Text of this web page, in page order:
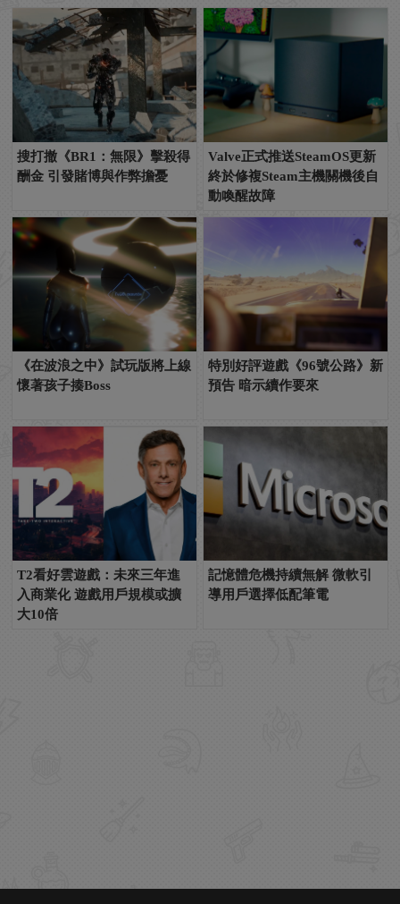
搜打撤《BR1：無限》擊殺得
酬金 引發賭博與作弊擔憂
Valve正式推送SteamOS更新
終於修複Steam主機關機後自
動喚醒故障
《在波浪之中》試玩版將上線
懷著孩子揍Boss
特別好評遊戲《96號公路》新
預告 暗示續作要來
T2看好雲遊戲：未來三年進
入商業化 遊戲用戶規模或擴
大10倍
記憶體危機持續無解 微軟引
導用戶選擇低配筆電